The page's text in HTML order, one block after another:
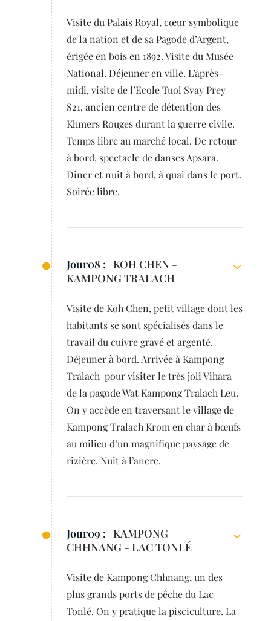
Visite du Palais Royal, cœur symbolique
de la nation et de sa Pagode d’Argent,
érigée en bois en 1892. Visite du Musée
National. Déjeuner en ville. L’après-
midi, visite de l’Ecole Tuol Svay Prey
S21, ancien centre de détention des
Khmers Rouges durant la guerre civile.
Temps libre au marché local. De retour
à bord, spectacle de danses Apsara.
Dîner et nuit à bord, à quai dans le port.
Soirée libre.
Jour08 : KOH CHEN -
KAMPONG TRALACH
Visite de Koh Chen, petit village dont les
habitants se sont spécialisés dans le
travail du cuivre gravé et argenté.
Déjeuner à bord. Arrivée à Kampong
Tralach pour visiter le très joli Vihara
de la pagode Wat Kampong Tralach Leu.
On y accède en traversant le village de
Kampong Tralach Krom en char à bœufs
au milieu d’un magnifique paysage de
rizière. Nuit à l’ancre.
Jour09 : KAMPONG
CHHNANG - LAC TONLÉ
Visite de Kampong Chhnang, un des
plus grands ports de pêche du Lac
Tonlé. On y pratique la pisciculture. La